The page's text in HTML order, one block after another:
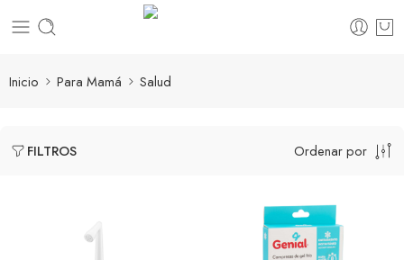
Inicio Para Mamá Salud
FILTROS Ordenar por